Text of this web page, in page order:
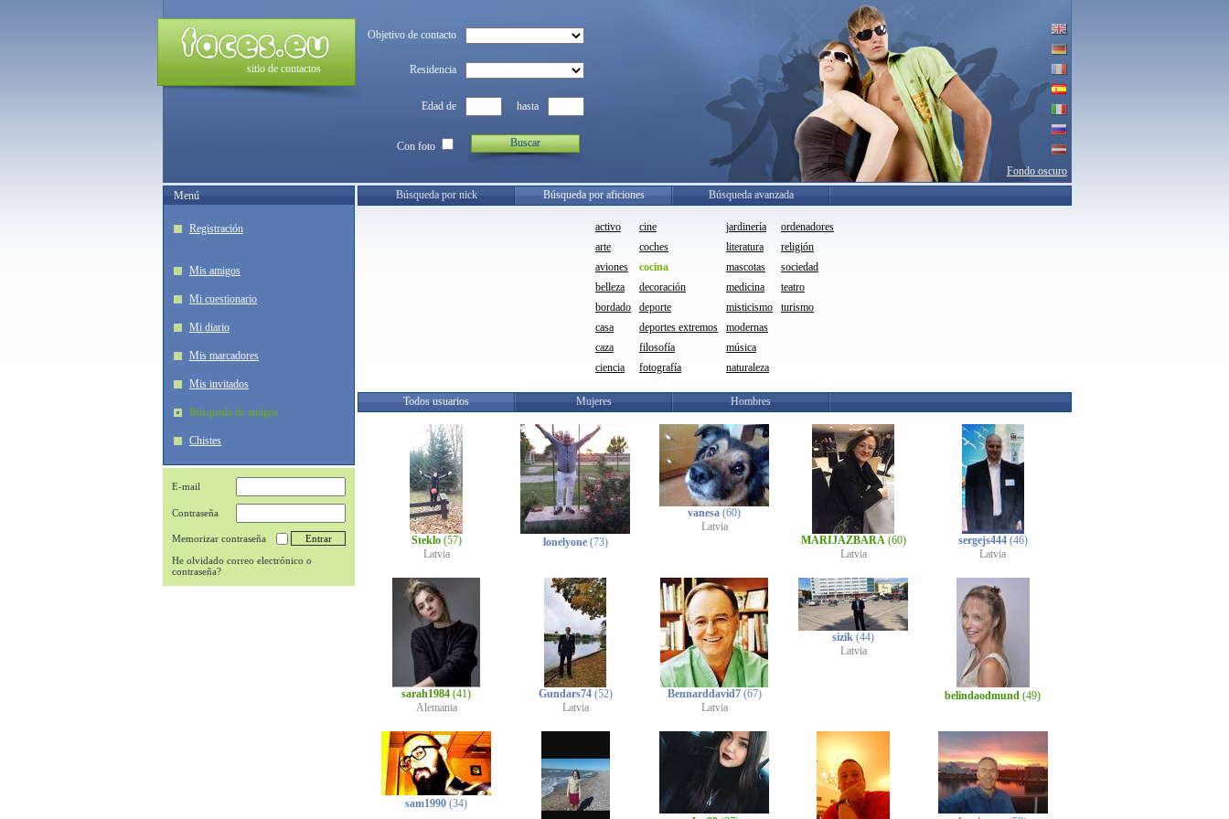
sitio de contactos
Objetivo de contacto
Residencia
Edad de hasta
Con foto Buscar
Fondo oscuro
Menú
Registración
Mis amigos
Mi cuestionario
Mi diario
Mis marcadores
Mis invitados
Búsqueda de amigos
Chistes
E-mail
Contraseña
Memorizar contraseña
He olvidado correo electrónico o
contraseña?
Búsqueda por nick Búsqueda por aficiones Búsqueda avanzada
activo
arte
aviones
belleza
bordado
casa
caza
ciencia
cine
coches
cocina
decoración
deporte
deportes extremos
filosofía
fotografía
jardinería
literatura
mascotas
medicina
misticismo
modernas
música
naturaleza
ordenadores
religión
sociedad
teatro
turismo
Todos usuarios Mujeres Hombres
Steklo(57)
Latvia
lonelyone(73)
vanesa (60)
Latvia
MARIJAZBARA(60)
Latvia
sergejs444(46)
Latvia
sarah1984 (41)
Alemania
Gundars74(52)
Latvia
Bennarddavid7(67)
Latvia
sizik (44)
Latvia
belindaodmund (49)
sam1990 (34)